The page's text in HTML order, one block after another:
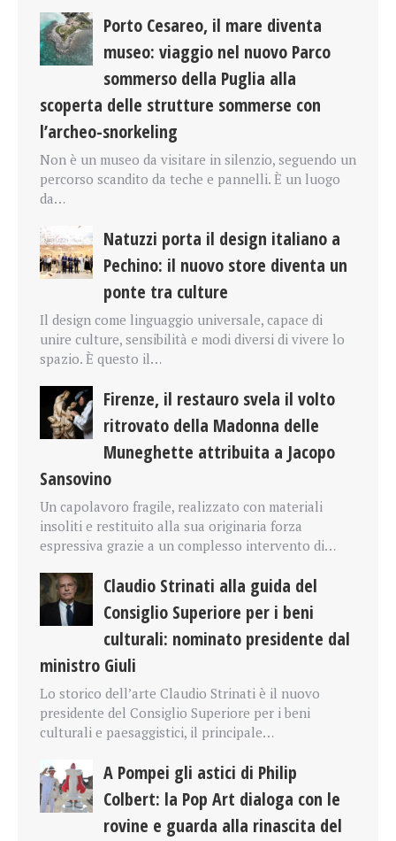
Porto Cesareo, il mare diventa
museo: viaggio nel nuovo Parco
sommerso della Puglia alla
scoperta delle strutture sommerse con
l’archeo-snorkeling
Non è un museo da visitare in silenzio, seguendo un
percorso scandito da teche e pannelli. È un luogo
da…
Natuzzi porta il design italiano a
Pechino: il nuovo store diventa un
ponte tra culture
Il design come linguaggio universale, capace di
unire culture, sensibilità e modi diversi di vivere lo
spazio. È questo il…
Firenze, il restauro svela il volto
ritrovato della Madonna delle
Muneghette attribuita a Jacopo
Sansovino
Un capolavoro fragile, realizzato con materiali
insoliti e restituito alla sua originaria forza
espressiva grazie a un complesso intervento di…
Claudio Strinati alla guida del
Consiglio Superiore per i beni
culturali: nominato presidente dal
ministro Giuli
Lo storico dell’arte Claudio Strinati è il nuovo
presidente del Consiglio Superiore per i beni
culturali e paesaggistici, il principale…
A Pompei gli astici di Philip
Colbert: la Pop Art dialoga con le
rovine e guarda alla rinascita del